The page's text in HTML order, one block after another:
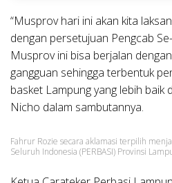
“Musprov hari ini akan kita
dengan persetujuan Pengcab
Musprov ini bisa berjalan
gangguan sehingga terbentuk
basket Lampung yang lebih baik
Nicho dalam sambutannya.
Fahrur Rozie secara aklamasi terpilih
Seluruh Indonesia (PERBASI) Provinsi